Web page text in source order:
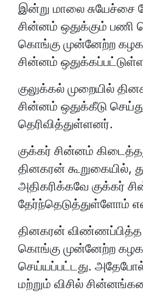
இன்று மாலை சுயேச்சை
சின்னம் ஒதுக்கும் பணி
கொங்கு முன்னேற்ற
சின்னம்
குலுக்கல் முறையில்
சின்னம் ஒதுக்கீடு
தெரிவித்துள்ளனர்.
குக்கர் சின்னம்
தினகரன் கூறுகையில்,
அதிகரிக்கவே குக்கர்
தேர்ந்தெடுத்துள்ளோம்
தினகரன் விண்ணப்பித்த
கொங்கு முன்னேற்ற
செய்யப்பட்டது. அதேபோல்
மற்றும் விசில்